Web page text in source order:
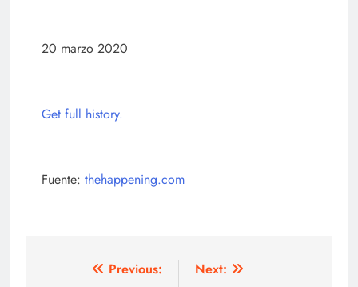
20 marzo 2020
Get full history.
Fuente: thehappening.com
Previous:
Next: